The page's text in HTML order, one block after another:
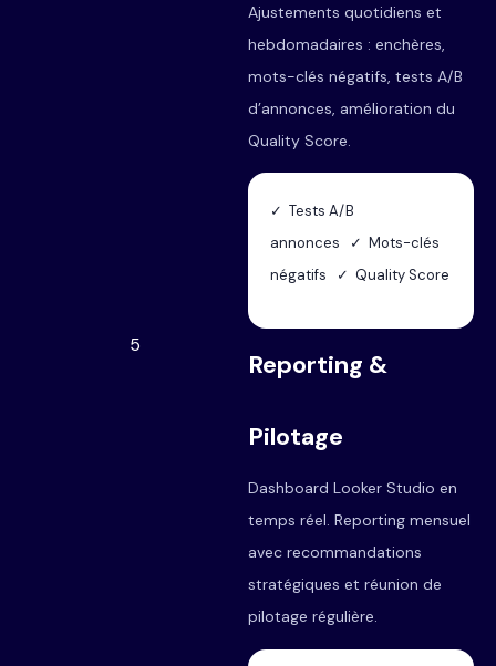
Ajustements quotidiens et
hebdomadaires : enchères,
mots-clés négatifs, tests A/B
d’annonces, amélioration du
Quality Score.
✓ Tests A/B
annonces ✓ Mots-clés
négatifs ✓ Quality Score
5
Reporting &
Pilotage
Dashboard Looker Studio en
temps réel. Reporting mensuel
avec recommandations
stratégiques et réunion de
pilotage régulière.